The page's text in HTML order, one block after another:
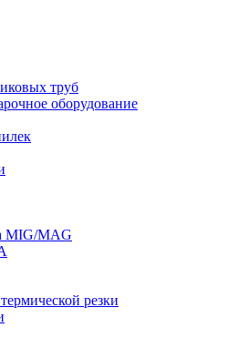
труб
оборудование
MIG/MAG
резки